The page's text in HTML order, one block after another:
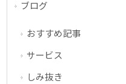
ブログ
おすすめ記事
サービス
しみ抜き